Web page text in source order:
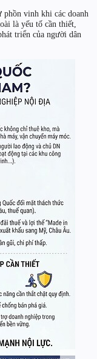
vinh khi các doanh
là yếu tố cần thiết,
triển của người dân